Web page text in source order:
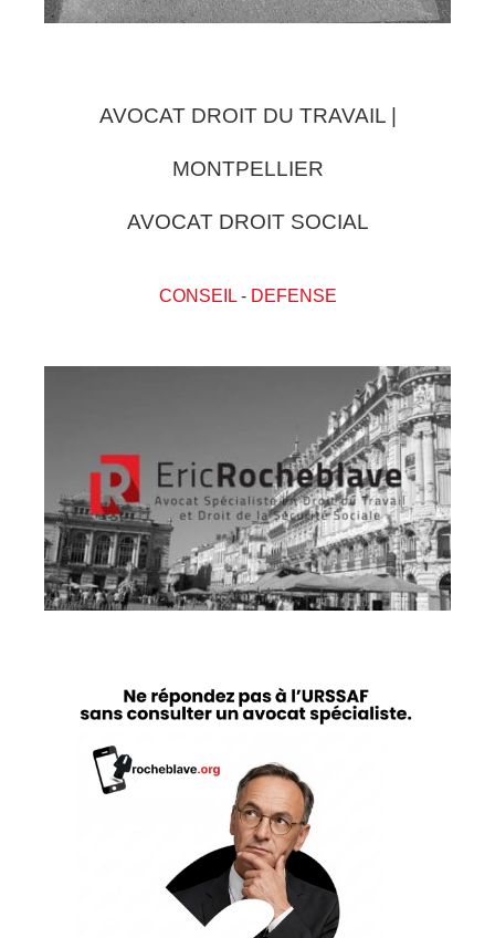
AVOCAT DROIT DU TRAVAIL |
MONTPELLIER
AVOCAT DROIT SOCIAL
CONSEIL- DEFENSE